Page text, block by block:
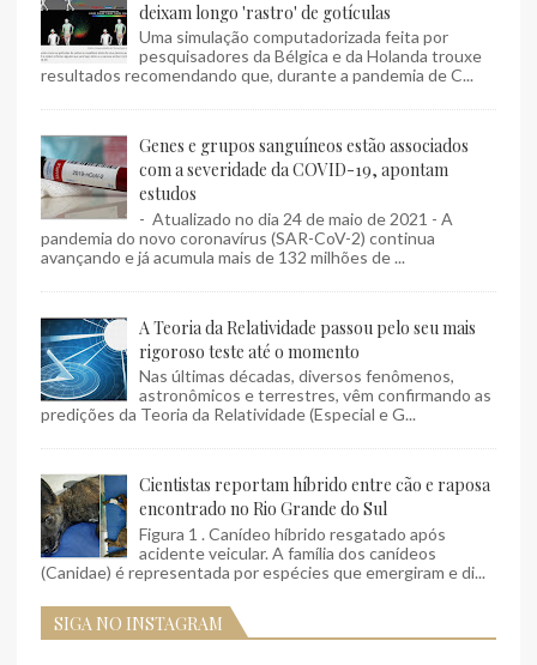
deixam longo 'rastro' de gotículas
Uma simulação computadorizada feita por
pesquisadores da Bélgica e da Holanda trouxe
resultados recomendando que, durante a pandemia de C...
Genes e grupos sanguíneos estão associados
com a severidade da COVID-19, apontam
estudos
- Atualizado no dia 24 de maio de 2021 - A
pandemia do novo coronavírus (SAR-CoV-2) continua
avançando e já acumula mais de 132 milhões de ...
A Teoria da Relatividade passou pelo seu mais
rigoroso teste até o momento
Nas últimas décadas, diversos fenômenos,
astronômicos e terrestres, vêm confirmando as
predições da Teoria da Relatividade (Especial e G...
Cientistas reportam híbrido entre cão e raposa
encontrado no Rio Grande do Sul
Figura 1 . Canídeo híbrido resgatado após
acidente veicular. A família dos canídeos
(Canidae) é representada por espécies que emergiram e di...
SIGA NO INSTAGRAM